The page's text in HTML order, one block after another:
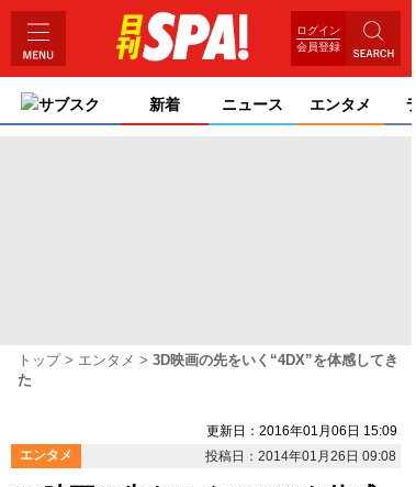
ログイン
会員登録
サブスク 新着 ニュース エンタメ
トップ エンタメ
3D映画の先をいく“4DX”を体感してき
た
更新日：2016年01月06日 15:09
エンタメ
投稿日：2014年01月26日 09:08